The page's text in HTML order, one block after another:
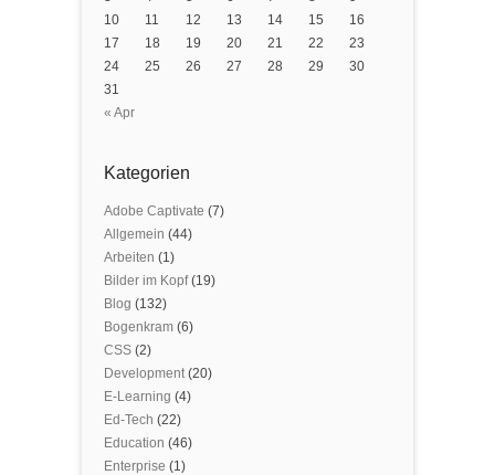
« Apr
10
11 12 13 14 15
16
17
18 19 20 21 22
23
24
25 26 27 28 29
30
31
Kategorien
Adobe Captivate (7)
Allgemein (44)
Arbeiten (1)
Bilder im Kopf(19)
Blog (132)
Bogenkram (6)
CSS (2)
Development(20)
E-Learning (4)
Ed-Tech (22)
Education (46)
Enterprise (1)